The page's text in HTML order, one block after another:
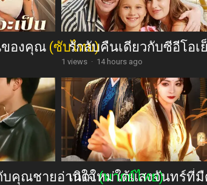
ของคุณ (ซับไทย)
รักลับคืนเดียวกับซีอีโอ
1 views · 14 hours ago
บคุณชายอ่านใจ(พากย์ไทย)
เกิดใหม่ใต้แสงจันทร์ที่